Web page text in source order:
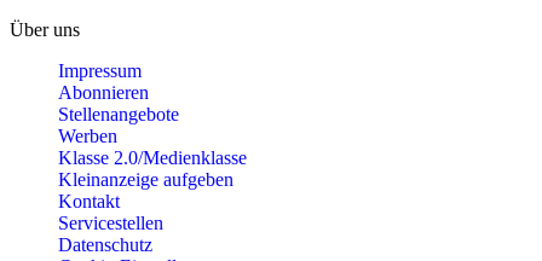
Über uns
Impressum
Abonnieren
Stellenangebote
Werben
Klasse 2.0/Medienklasse
Kleinanzeige aufgeben
Kontakt
Servicestellen
Datenschutz